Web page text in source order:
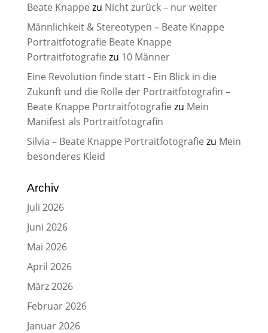
Beate Knappe zu Nicht zurück – nur weiter
Männlichkeit & Stereotypen – Beate Knappe
Portraitfotografie Beate Knappe
Portraitfotografie zu 10 Männer
Eine Revolution finde statt - Ein Blick in die
Zukunft und die Rolle der Portraitfotografin –
Beate Knappe Portraitfotografie zu Mein
Manifest als Portraitfotografin
Silvia – Beate Knappe Portraitfotografie zu Mein
besonderes Kleid
Archiv
Juli 2026
Juni 2026
Mai 2026
April 2026
März 2026
Februar 2026
Januar 2026